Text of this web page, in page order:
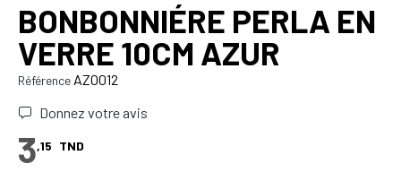
BONBONNIÉRE PERLA EN
VERRE 10CM AZUR
Référence AZ0012
Donnez votre avis
3,15 TND